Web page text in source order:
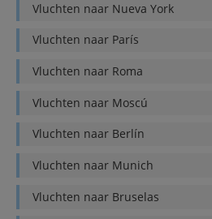
Vluchten naar Nueva York
Vluchten naar París
Vluchten naar Roma
Vluchten naar Moscú
Vluchten naar Berlín
Vluchten naar Munich
Vluchten naar Bruselas